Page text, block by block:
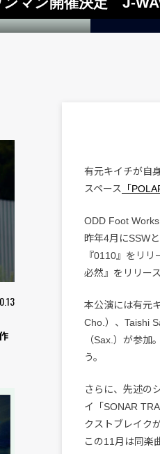
有元キイチが自
スペース
「
ODD Foot
昨年4月にSSW
『0110』をリ
必然』をリリー
本公演には有元
Cho.）、Taishi
（Sax.）が参
う。
さらに、先述の
イ「SONAR
クストブレイク
この11月は同楽